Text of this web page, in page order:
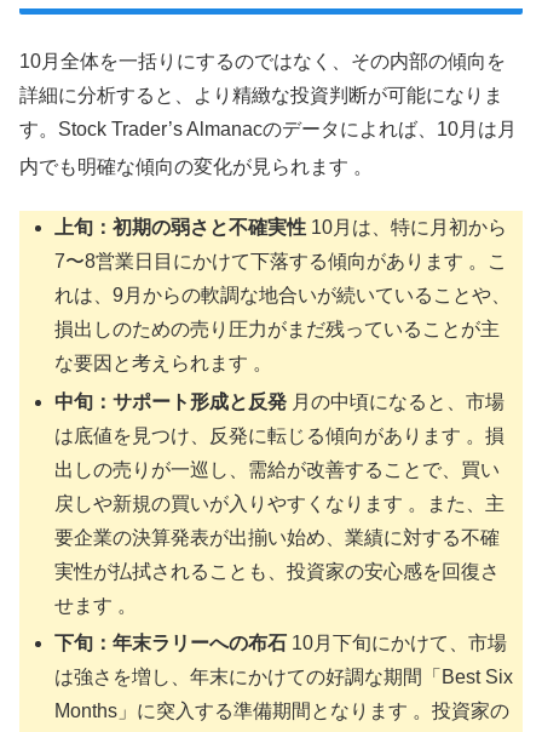
10月全体を一括りにするのではなく、その内部の傾向を
詳細に分析すると、より精緻な投資判断が可能になりま
す。Stock Trader’s Almanacのデータによれば、10月は月
内でも明確な傾向の変化が見られます 。
上旬：初期の弱さと不確実性 10月は、特に月初から
7〜8営業日目にかけて下落する傾向があります 。こ
れは、9月からの軟調な地合いが続いていることや、
損出しのための売り圧力がまだ残っていることが主
な要因と考えられます 。
中旬：サポート形成と反発 月の中頃になると、市場
は底値を見つけ、反発に転じる傾向があります 。損
出しの売りが一巡し、需給が改善することで、買い
戻しや新規の買いが入りやすくなります 。また、主
要企業の決算発表が出揃い始め、業績に対する不確
実性が払拭されることも、投資家の安心感を回復さ
せます 。
下旬：年末ラリーへの布石 10月下旬にかけて、市場
は強さを増し、年末にかけての好調な期間「Best Six
Months」に突入する準備期間となります 。投資家の